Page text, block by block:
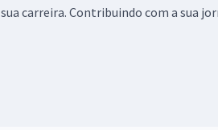
carreira. Contribuindo com a sua